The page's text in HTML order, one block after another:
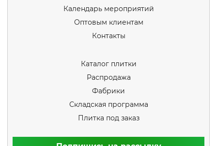
Календарь мероприятий
Оптовым клиентам
Контакты
Каталог плитки
Распродажа
Фабрики
Складская программа
Плитка под заказ